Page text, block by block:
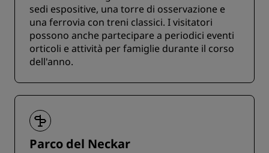
sedi espositive, una torre di osservazione e
una ferrovia con treni classici. I visitatori
possono anche partecipare a periodici eventi
orticoli e attività per famiglie durante il corso
dell'anno.
Parco del Neckar